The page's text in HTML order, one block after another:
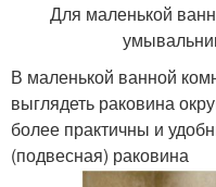
Для маленькой
В маленькой ванной
выглядеть раковина
более практичны и
(подвесная) раковина